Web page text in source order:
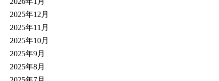
2025年12月
2025年11月
2025年10月
2025年9月
2025年8月